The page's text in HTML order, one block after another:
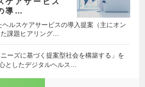
導…
ルスケアサービスの導入提案（主にオン
課題ヒアリング…
ーズに基づく提案型社会を構築する」を
としたデジタルヘルス…